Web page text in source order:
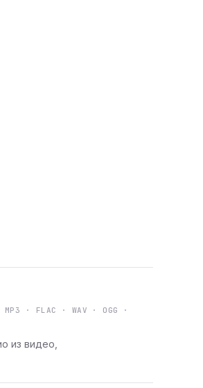
MP3 · FLAC · WAV · OGG ·
из видео,